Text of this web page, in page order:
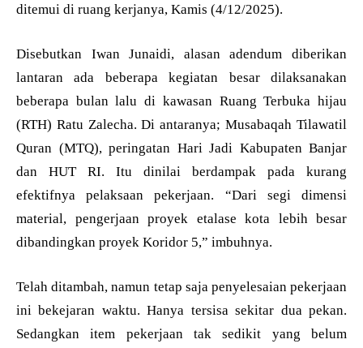
ditemui di ruang kerjanya, Kamis (4/12/2025).
Disebutkan Iwan Junaidi, alasan adendum diberikan
lantaran ada beberapa kegiatan besar dilaksanakan
beberapa bulan lalu di kawasan Ruang Terbuka hijau
(RTH) Ratu Zalecha. Di antaranya; Musabaqah Tilawatil
Quran (MTQ), peringatan Hari Jadi Kabupaten Banjar
dan HUT RI. Itu dinilai berdampak pada kurang
efektifnya pelaksaan pekerjaan. “Dari segi dimensi
material, pengerjaan proyek etalase kota lebih besar
dibandingkan proyek Koridor 5,” imbuhnya.
Telah ditambah, namun tetap saja penyelesaian pekerjaan
ini bekejaran waktu. Hanya tersisa sekitar dua pekan.
Sedangkan item pekerjaan tak sedikit yang belum